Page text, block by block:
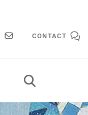
CONTACT